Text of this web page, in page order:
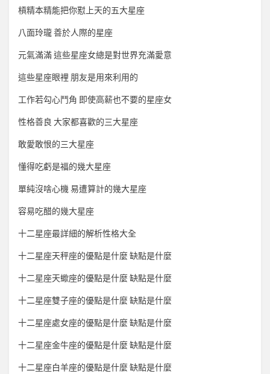
槓精本精能把你懟上天的五大星座
八面玲瓏 善於人際的星座
元氣滿滿 這些星座女總是對世界充滿愛意
這些星座眼裡 朋友是用來利用的
工作若勾心鬥角 即使高薪也不要的星座女
性格善良 大家都喜歡的三大星座
敢愛敢恨的三大星座
懂得吃虧是福的幾大星座
單純沒啥心機 易遭算計的幾大星座
容易吃醋的幾大星座
十二星座最詳細的解析性格大全
十二星座天秤座的優點是什麼 缺點是什麼
十二星座天蠍座的優點是什麼 缺點是什麼
十二星座雙子座的優點是什麼 缺點是什麼
十二星座處女座的優點是什麼 缺點是什麼
十二星座金牛座的優點是什麼 缺點是什麼
十二星座白羊座的優點是什麼 缺點是什麼